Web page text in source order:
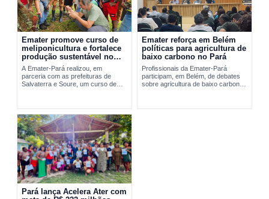
Emater promove curso de
meliponicultura e fortalece
produção sustentável no
Marajó
A Emater-Pará realizou, em
parceria com as prefeituras de
Salvaterra e Soure, um curso de
sustentável de...
Emater reforça em Belém
políticas para agricultura de
baixo carbono no Pará
Profissionais da Emater-Pará
participam, em Belém, de debates
sobre agricultura de baixo carbono
Pará lança Acelera Ater com